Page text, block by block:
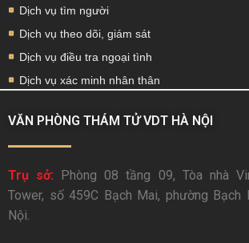
Dịch vụ tìm người
Dịch vụ theo dõi, giám sát
Dịch vụ điều tra ngoại tình
Dịch vụ xác minh nhân thân
VĂN PHÒNG THÁM TỬ VDT HÀ NỘI
Trụ sở: Phòng 08 tầng 09, Tòa nhà
Tower, số 459C Bạch Mai, phường Bạch
Nội.